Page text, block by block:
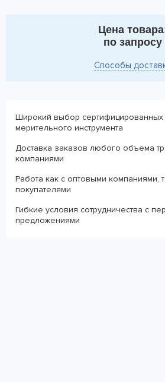
Цена
по запросу
Способы
Широкий выбор сертифицированных
мерительного инструмента
Доставка заказов любого объема
компаниями
Работа как с оптовыми компаниями,
покупателями
Гибкие условия сотрудничества с
предложениями